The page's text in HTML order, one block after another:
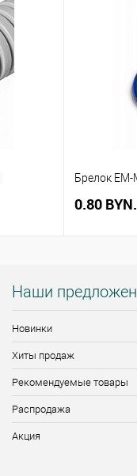
Брелок
0.80 BYN.
Наши
Новинки
Хиты продаж
Рекомендуемые товары
Распродажа
Акция